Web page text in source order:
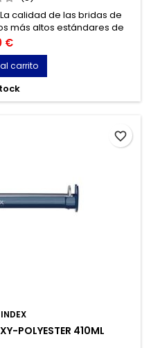
calidad de las bridas de
más altos estándares de
de acuerdo con la norma
el marcado CE y con
UL.
€
carrito
INDEX
POLYESTER 410ML
favorite_border